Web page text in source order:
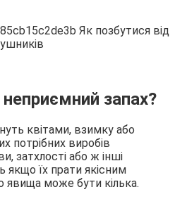
запах?
квітами, взимку або
потрібних виробів
затхлості або ж інші
якщо їх прати якісним
може бути кілька.